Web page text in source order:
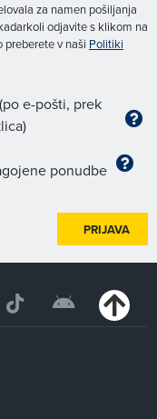
za namen pošiljanja
odjavite s klikom na
preberete v naši Politiki
e-pošti, prek
ponudbe
PRIJAVA